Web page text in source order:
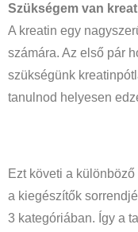
Szükségem van
A kreatin egy
számára. Az első pár
szükségünk
tanulnod helyesen
Ezt követi a
a kiegészítők
3 kategóriában. Így a